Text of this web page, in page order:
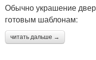
Обычно украшение
готовым шаблонам:
читать дальше →